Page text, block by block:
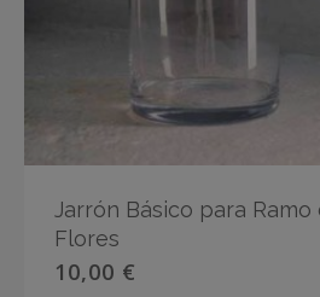
Jarrón Básico para Ramo
Flores
10,00 €